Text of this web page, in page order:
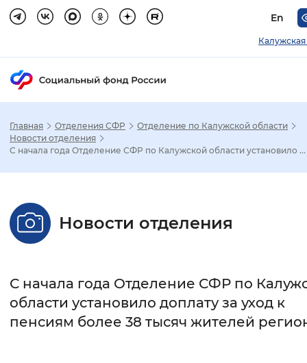
En
Калужская
Настройка режима отображения
Стандартный Увеличенный
Главная Отделения СФР
Отделение по Калужской области
Новости отделения
С начала года Отделение СФР по Калужской области установило ...
Новости отделения
С начала года Отделение СФР по
области установило доплату за уход к
пенсиям более 38 тысяч жителей